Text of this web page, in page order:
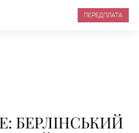
ПЕРЕДПЛАТА
БЕРЛІНСЬКИЙ